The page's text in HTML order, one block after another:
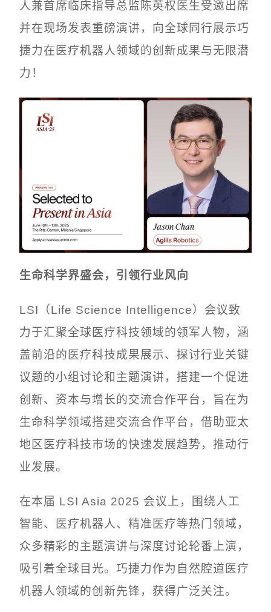
人兼首席临床指导总监陈英权医生受邀出席
并在现场发表重磅演讲，向全球同行展示巧
捷力在医疗机器人领域的创新成果与无限潜
力！
生命科学界盛会，引领行业风向
LSI（Life Science Intelligence）会议致
力于汇聚全球医疗科技领域的领军人物，涵
盖前沿的医疗科技成果展示、探讨行业关键
议题的小组讨论和主题演讲，搭建一个促进
创新、资本与增长的交流合作平台，旨在为
生命科学领域搭建交流合作平台，借助亚太
地区医疗科技市场的快速发展趋势，推动行
业发展。
在本届 LSI Asia 2025 会议上，围绕人工
智能、医疗机器人、精准医疗等热门领域，
众多精彩的主题演讲与深度讨论轮番上演，
吸引着全球目光。巧捷力作为自然腔道医疗
机器人领域的创新先锋，获得广泛关注。